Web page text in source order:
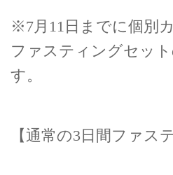
※7月11日までに個別
ファスティングセッ
す。
【通常の3日間ファス